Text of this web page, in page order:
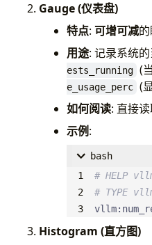
return
# 1. 并发
#
#
#
# 3.
Gauge (仪表盘)
特点: 可增可减的
用途: 记录系统
ests_running (
e_usage_perc (
如何阅读: 直接
示例:
bash
# HELP
# TYPE
Histogram (直方图)